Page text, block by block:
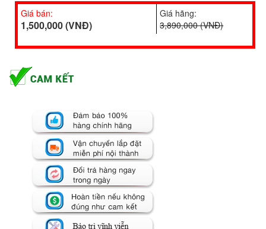
Giá bán:
1,500,000 (VNĐ)
Giá hãng:
3,890,000 (VNĐ)